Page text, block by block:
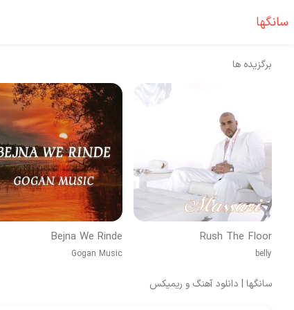
سانگها
برگزیده ها
Rush The Floor
belly
Bejna We Rinde
Gogan Music
سانگها | دانلود آهنگ و ریمیکس